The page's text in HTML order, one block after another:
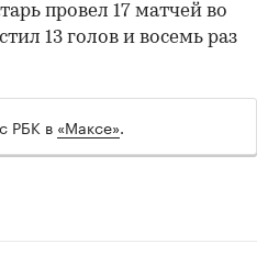
провел 17 матчей во
13 голов и восемь раз
РБК в «Максе».